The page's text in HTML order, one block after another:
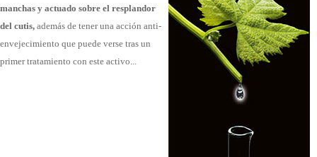
manchas y actuado sobre el resplandor
del cutis, además de tener una acción anti-
envejecimiento que puede verse tras un
primer tratamiento con este activo...